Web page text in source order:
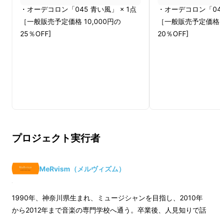
す。
・オーデコロン「045 青い風」 × 1点
［一般販売予定価格 10,000円の
25％OFF]
・オーデコロン「
［一般販売予定価
20％OFF]
プロジェクト実行者
MeRvism（メルヴィズム）
1990年、神奈川県生まれ、ミュージシャンを目指し、2010年
から2012年まで音楽の専門学校へ通う。卒業後、人見知りで話